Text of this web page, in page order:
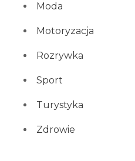
Moda
Motoryzacja
Rozrywka
Sport
Turystyka
Zdrowie